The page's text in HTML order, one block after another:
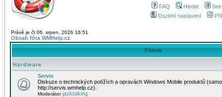
FAQ Hledat
Osobní nastavení
Právě je čt 06. srpen, 2026 16:51
Obsah fóra WMHelp.cz
Fórum
Hardware
Servis
Diskuze o technických potížích a opravách Windows Mobile produktů
http://servis.wmhelp.cz).
Moderátorjacktalking